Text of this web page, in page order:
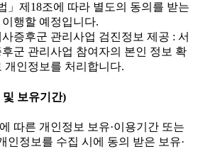
동시간, 마지막 운동 시간이네요. 그렇
요. 저희와 함께해요.
호
」제18조에 따라 별도의 동의를 받는
행할 예정입니다.
증후군 관리사업 검진정보 제공 : 서
군 관리사업 참여자의 본인 정보 확
개인정보를 처리합니다.
보유기간)
따른 개인정보 보유·이용기간 또는
인정보를 수집 시에 동의 받은 보유·